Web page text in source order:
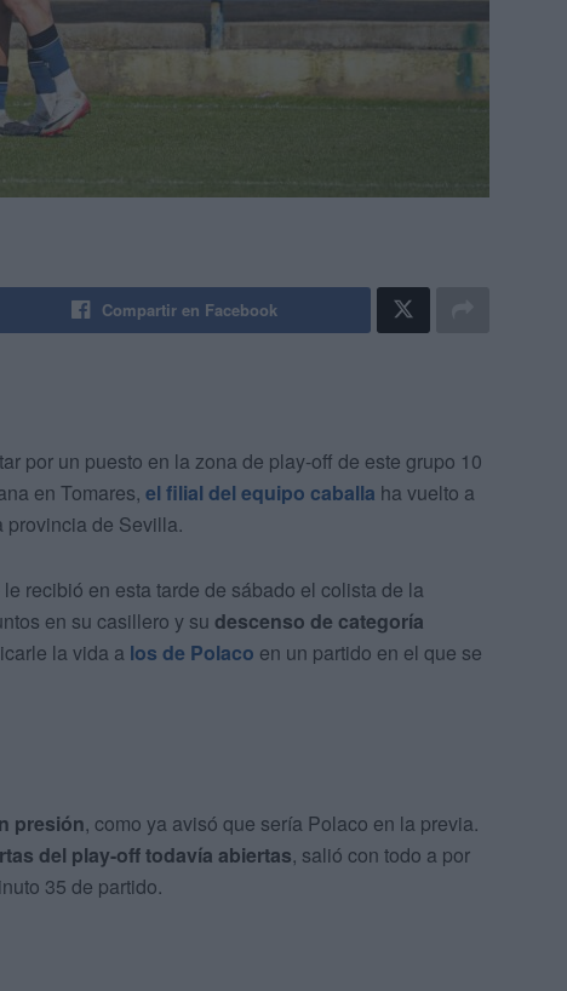
Compartir en Facebook
por un puesto en la zona de play-off de este grupo 10
en Tomares, el filial del equipo caballa ha vuelto a
provincia de Sevilla.
recibió en esta tarde de sábado el colista de la
en su casillero y su descenso de categoría
la vida a los de Polaco en un partido en el que se
presión, como ya avisó que sería Polaco en la previa.
del play-off todavía abiertas, salió con todo a por
35 de partido.